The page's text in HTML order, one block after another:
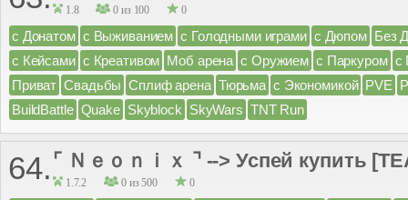
1.8 0 из 100 0
с Донатом с Выживанием с Голодными играми с Дюпом Без
с Кейсами с Креативом Моб арена с Оружием с Паркуром с
Приват Свадьбы Сплиф арена Тюрьма с Экономикой PVE
BuildBattle Quake Skyblock SkyWars TNT Run
64. ⌜ Ｎｅｏｎｉｘ ⌝ --> Успей купить
1.7.2 0 из 500 0